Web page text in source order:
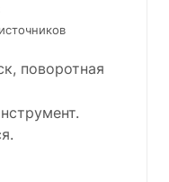
поворотная